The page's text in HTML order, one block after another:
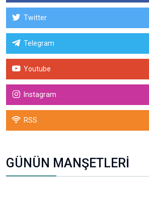
Twitter
Telegram
Youtube
Instagram
RSS
GÜNÜN MANŞETLERİ